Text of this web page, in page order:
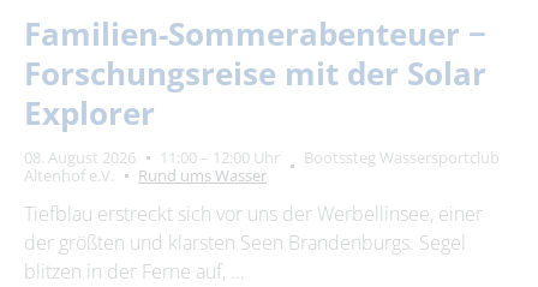
Familien-Sommerabenteuer −
Forschungsreise mit der Solar
Explorer
08. August 2026 11:00 – 12:00 Uhr
Bootssteg Wassersportclub
Altenhof e.V.
Rund ums Wasser
Tiefblau erstreckt sich vor uns der Werbellinsee, einer
der größten und klarsten Seen Brandenburgs. Segel
blitzen in der Ferne auf, …